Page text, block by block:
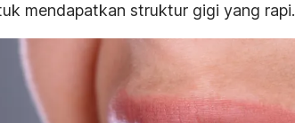
mendapatkan struktur gigi yang rapi.